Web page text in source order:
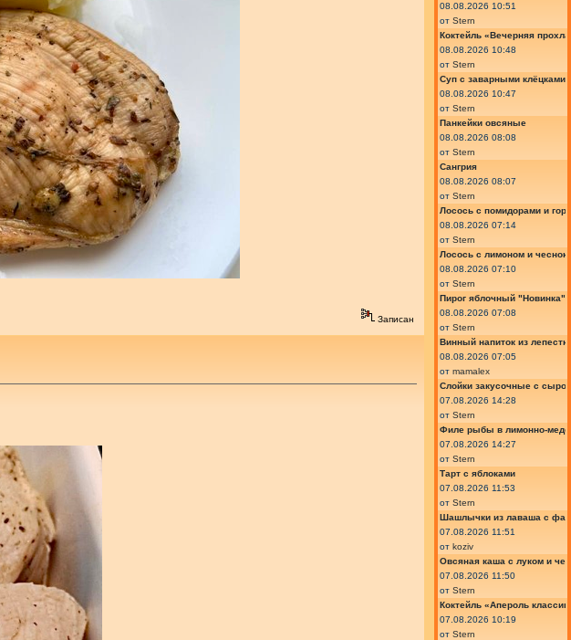
Записан
08.08.2026 10:51
от Stern
Коктейль «Вечерняя
08.08.2026 10:48
от Stern
Суп с заварными клёцками
08.08.2026 10:47
от Stern
Панкейки овсяные
08.08.2026 08:08
от Stern
Сангрия
08.08.2026 08:07
от Stern
Лосось с помидорами и
08.08.2026 07:14
от Stern
Лосось с лимоном и
08.08.2026 07:10
от Stern
Пирог яблочный "Новинка"
08.08.2026 07:08
от Stern
Винный напиток из
08.08.2026 07:05
от mamalex
Слойки закусочные с
07.08.2026 14:28
от Stern
Филе рыбы в лимонно-
07.08.2026 14:27
от Stern
Тарт с яблоками
07.08.2026 11:53
от Stern
Шашлычки из лаваша с
07.08.2026 11:51
от koziv
Овсяная каша с луком и
07.08.2026 11:50
от Stern
Коктейль «Апероль
07.08.2026 10:19
от Stern